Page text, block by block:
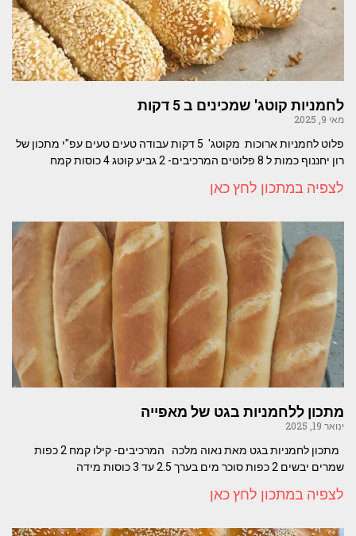
לחמניות קוטג' שמכינים ב 5 דקות
מאי 9, 2025
פלוט לחמניות ארוכות מקוטג' 5 דקות עבודה טעים טעים עפ"י מתכון של
רון יחננוף כמות ל 8 פלוטים המרכיבים- 2 גביע קוטג 4 כוסות קמח
לצפיה במתכון לחץ כאן
מתכון ללחמניות בגט של מאפייה
ינואר 19, 2025
מתכון לחמניות בגט מאת נאוה מלכה המרכיבים- קילו קמח 2 כפות
שמרים יבשים 2 כפות סוכר מים בערך 2.5 עד 3 כוסות מידה
לצפיה במתכון לחץ כאן